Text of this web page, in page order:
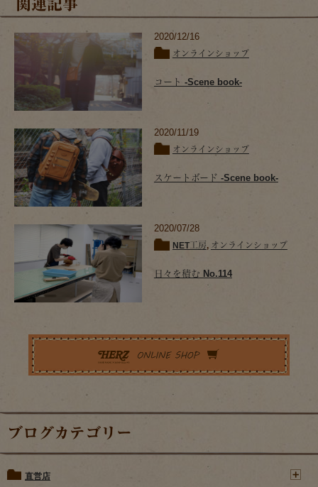
関連記事
2020/12/16
オンラインショップ
コート -Scene book-
2020/11/19
オンラインショップ
スケートボード -Scene book-
2020/07/28
NET工房, オンラインショップ
日々を積む No.114
ブログカテゴリー
直営店